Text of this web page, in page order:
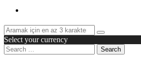
Select your currency
Search